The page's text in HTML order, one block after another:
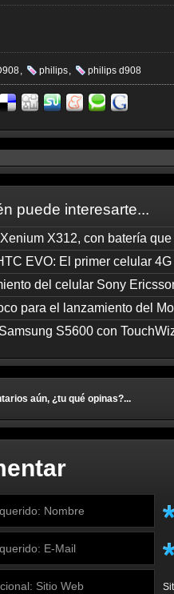
, philips, philips d908
puede interesarte...
X312, con batería
EVO: El primer celular 4G
del celular Sony
para el lanzamiento del
S5600 con
aún, ¿tu qué opinas?...